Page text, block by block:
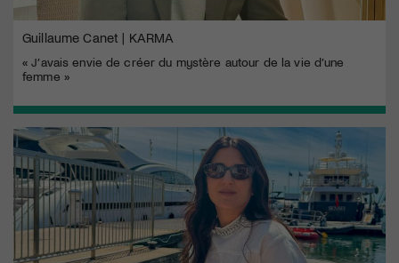
Guillaume Canet | KARMA
« J’avais envie de créer du mystère autour de la vie d’une
femme »